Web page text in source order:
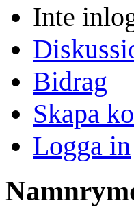
Inte
Bidrag
Skapa
Logga in